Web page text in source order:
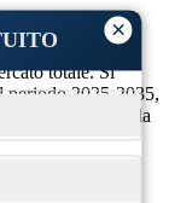
×
1,58
totale. Si
periodo 2025-2035,
dai progressi nella